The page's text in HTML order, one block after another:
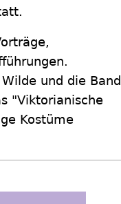
und die Band
"Viktorianische
Kostüme